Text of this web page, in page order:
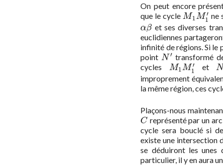
On peut encore
que le cycle M1M ′
1
M1 M1′ ne
αβ
αβ et ses diverses
euclidiennes
infinité de régions. Si le
point N ′
N′
transformé
cycles M1M ′
1
M1 M1′ et N
improprement
la même région, ces
Plaçons-nous
C
Creprésenté par un
cycle sera bouclé si
existe une intersection
se déduiront les
particulier, il y en aura